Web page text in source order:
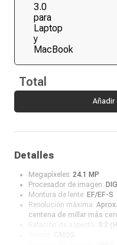
Total
Añadir
Detalles
Megapíxeles: 24.1 MP
Procesador de imagen:
Montura de lente: EF/EF-S
Resolución máxima:
centena de millar más
3:2